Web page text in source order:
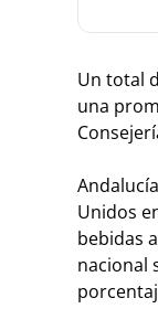
Un total
una
Unidos
bebidas
nacional